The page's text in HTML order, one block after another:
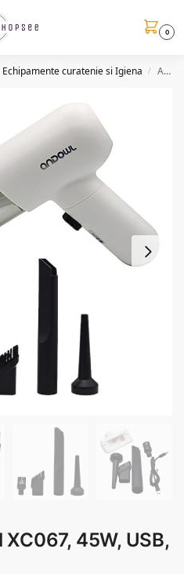
0
Echipamente curatenie si Igiena / Aspirator portabil XC067, 45W, USB, 5000PA
45W, USB,